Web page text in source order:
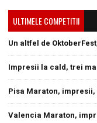
ULTIMELE COMPETITII
Un altfel de
Impresii la cald, trei
Pisa Maraton,
Valencia Maraton,